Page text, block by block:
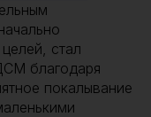
стал
благодаря
покалывание